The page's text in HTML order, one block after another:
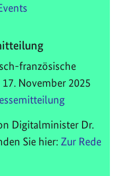
französische
November 2025
Digitalminister Dr.
Sie hier: Zur Rede